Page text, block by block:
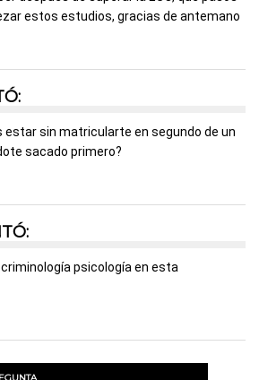
estos estudios, gracias de antemano
estar sin matricularte en segundo de un
sacado primero?
psicología en esta